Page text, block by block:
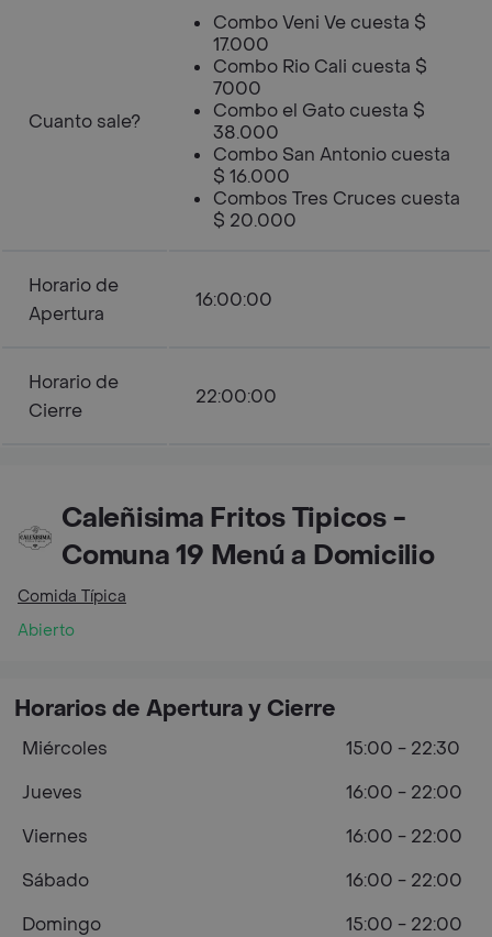
Cuanto sale?
Combo Veni Ve cuesta $
17.000
Combo Rio Cali cuesta $
7000
Combo el Gato cuesta $
38.000
Combo San Antonio cuesta
$ 16.000
Combos Tres Cruces cuesta
$ 20.000
Horario de
Apertura
16:00:00
Horario de
Cierre
22:00:00
Caleñisima Fritos Tipicos -
Comuna 19 Menú a Domicilio
Comida Típica
Abierto
Horarios de Apertura y Cierre
Miércoles
15:00 - 22:30
Jueves
16:00 - 22:00
Viernes
16:00 - 22:00
Sábado
16:00 - 22:00
Domingo
15:00 - 22:00